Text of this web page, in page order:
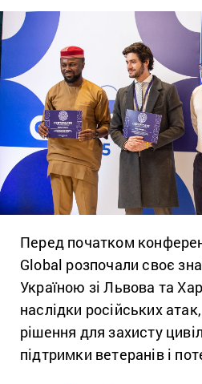
Перед початком
Global розпочали своє
Україною зі Львова та
наслідки російських
рішення для захисту
підтримки ветеранів і